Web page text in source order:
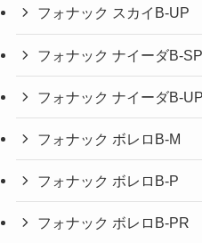
フォナック スカイB-UP
フォナック ナイーダB-SP
フォナック ナイーダB-UP
フォナック ボレロB-M
フォナック ボレロB-P
フォナック ボレロB-PR